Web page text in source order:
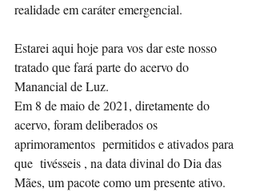
realidade em caráter emergencial.
Estarei aqui hoje para vos dar este nosso
tratado que fará parte do acervo do
Manancial de Luz.
Em 8 de maio de 2021, diretamente do
acervo, foram deliberados os
aprimoramentos  permitidos e ativados para
que  tivésseis , na data divinal do Dia das
Mães, um pacote como um presente ativo.